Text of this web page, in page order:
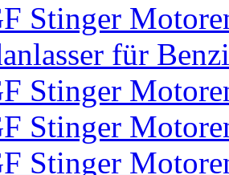
Stinger
für
Stinger
Stinger
Stinger